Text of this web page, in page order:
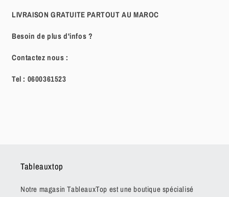
LIVRAISON GRATUITE PARTOUT AU MAROC
Besoin de plus d'infos ?
Contactez nous :
Tel : 0600361523
Tableauxtop
Notre magasin TableauxTop est une boutique spécialisé